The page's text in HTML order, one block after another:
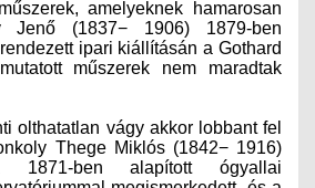
amelyeknek hamarosan
Jenő (1837− 1906) 1879-ben
ipari ki­állításán a Gothard
műszerek nem maradtak
olthatatlan vágy akkor lobbant fel
Thege Miklós (1842− 1916)
1871-ben alapított ógyallai